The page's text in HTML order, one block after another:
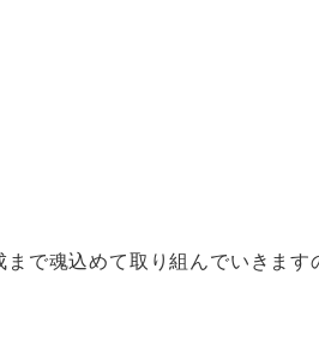
で魂込めて取り組んでいきま